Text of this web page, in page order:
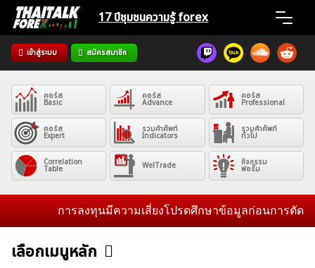
Skip
content
17 ปีชุมชนความรู้ forex
เข้าสู่ระบบ สมัครสมาชิก
Home
News
Articles
VPS Register
คอร์ส
Basic
คอร์ส
Advance
คอร์ส
Professional
คอร์ส
Expert
รวมคำศัพท์
Indicators
รวมคำศัพท์
ทั่วไป
Correlation
Table WelTrade กิจกรรม
ฟอรั่ม
การลงทุนมีความเสี่ยงโปรดศึกษาข้อมูลก่อนการตัดสินใ
เลือกเมนูหลัก